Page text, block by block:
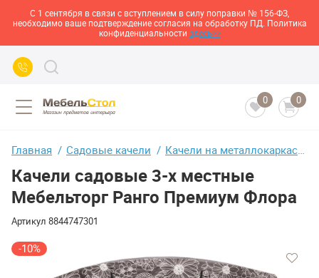
С 1 сентября в связи с вступлением в силу поправки № 156-ФЗ,
необходимо ваше подтверждение согласия на обработку ПД. Политика
конфиденциальности здесь>>
0 0
Главная Садовые качели Качели на металлокаркасе
Качели садовые 3-х местные
Мебельторг Ранго Премиум Флора
Артикул 8844747301
-10%